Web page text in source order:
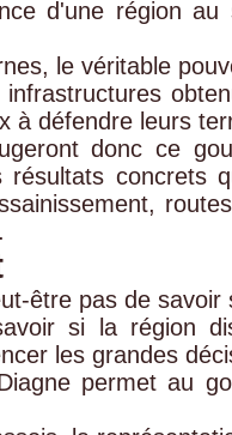
d'une région
le véritable
à défendre leurs
donc ce
concrets
être pas de savoir
si la région
les grandes
permet au